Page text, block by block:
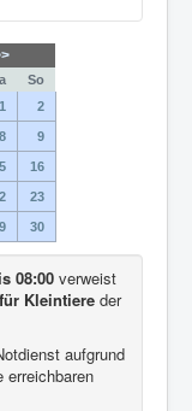
So
2
9
16
23
30
08:00 verweist
Kleintiere der
aufgrund
erreichbaren